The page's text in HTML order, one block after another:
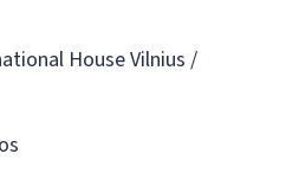
House Vilnius /